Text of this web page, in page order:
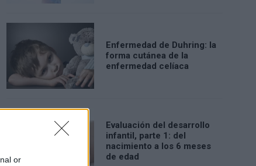
or
Enfermedad de Duhring: la
forma cutánea de la
enfermedad celíaca
Evaluación del desarrollo
infantil, parte 1: del
nacimiento a los 6 meses
de edad